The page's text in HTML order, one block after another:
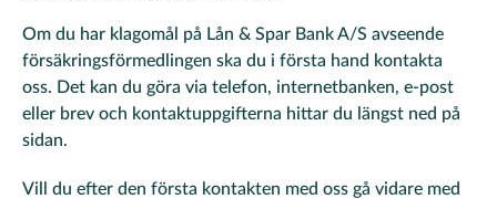
Om du har klagomål på Lån & Spar Bank A/S avseende
försäkringsförmedlingen ska du i första hand kontakta
oss. Det kan du göra via telefon, internetbanken, e-post
eller brev och kontaktuppgifterna hittar du längst ned på
sidan.
Vill du efter den första kontakten med oss gå vidare med